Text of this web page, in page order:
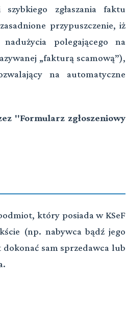
zgłaszania faktu
przypuszczenie, iż
polegającego na
„fakturą scamową”),
na automatyczne
"Formularz zgłoszeniowy
który posiada w KSeF
(np. nabywca bądź jego
sam sprzedawca lub